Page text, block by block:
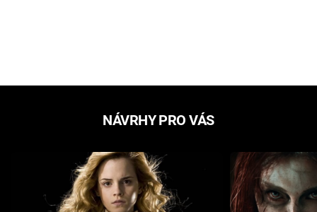
NÁVRHY PRO VÁS